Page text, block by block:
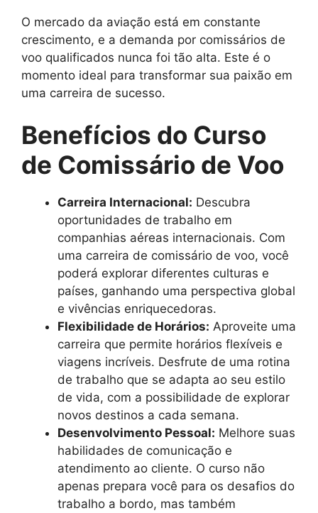
O mercado da aviação está em constante
crescimento, e a demanda por comissários de
voo qualificados nunca foi tão alta. Este é o
momento ideal para transformar sua paixão em
uma carreira de sucesso.
Benefícios do Curso
de Comissário de Voo
Carreira Internacional: Descubra
oportunidades de trabalho em
companhias aéreas internacionais. Com
uma carreira de comissário de voo, você
poderá explorar diferentes culturas e
países, ganhando uma perspectiva global
e vivências enriquecedoras.
Flexibilidade de Horários: Aproveite uma
carreira que permite horários flexíveis e
viagens incríveis. Desfrute de uma rotina
de trabalho que se adapta ao seu estilo
de vida, com a possibilidade de explorar
novos destinos a cada semana.
Desenvolvimento Pessoal: Melhore suas
habilidades de comunicação e
atendimento ao cliente. O curso não
apenas prepara você para os desafios do
trabalho a bordo, mas também